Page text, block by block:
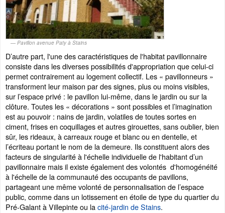
Pavillon avenue Paty à Stains
D’autre part, l'une des caractéristiques de l'habitat pavillonnaire
consiste dans les diverses possibilités d'appropriation que celui-ci
permet contrairement au logement collectif. Les « pavillonneurs »
transforment leur maison par des signes, plus ou moins visibles,
sur l’espace privé : le pavillon lui-même, dans le jardin ou sur la
clôture. Toutes les « décorations » sont possibles et l’imagination
est au pouvoir : nains de jardin, volatiles de toutes sortes en
ciment, frises en coquillages et autres girouettes, sans oublier, bien
sûr, les rideaux, à carreaux rouge et blanc ou en dentelle, et
l’écriteau portant le nom de la demeure. Ils constituent alors des
facteurs de singularité à l'échelle individuelle de l'habitant d’un
pavillonnaire mais il existe également des volontés d'homogénéité
à l'échelle de la communauté des occupants de pavillons,
partageant une même volonté de personnalisation de l’espace
public, comme dans un lotissement en étoile de type du quartier du
Pré-Galant à Villepinte ou lacité-jardin de Stains.